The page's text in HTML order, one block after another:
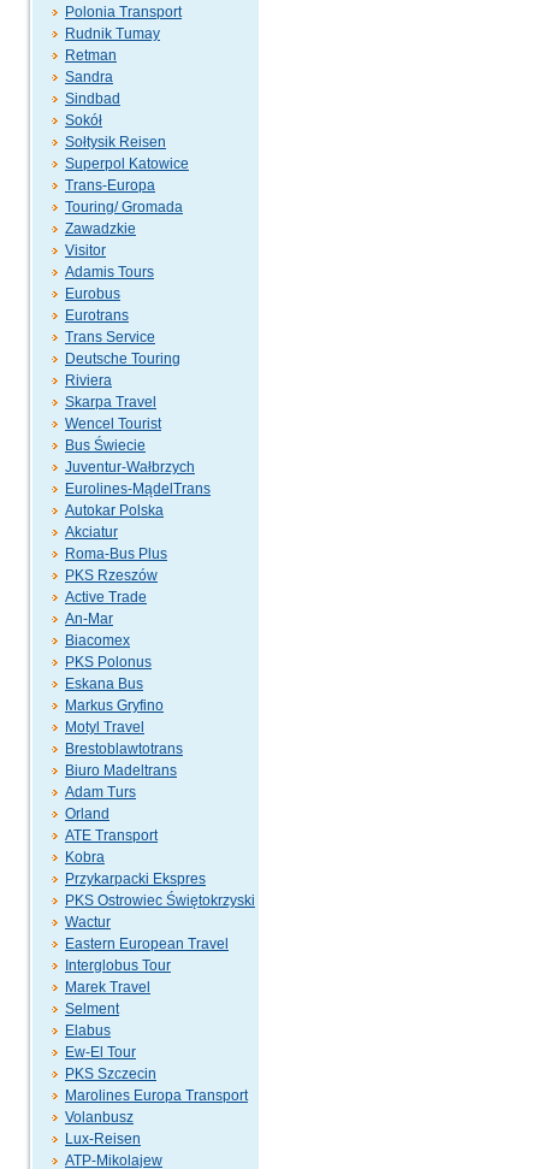
Polonia Transport
Rudnik Tumay
Retman
Sandra
Sindbad
Sokół
Sołtysik Reisen
Superpol Katowice
Trans-Europa
Touring/ Gromada
Zawadzkie
Visitor
Adamis Tours
Eurobus
Eurotrans
Trans Service
Deutsche Touring
Riviera
Skarpa Travel
Wencel Tourist
Bus Świecie
Juventur-Wałbrzych
Eurolines-MądelTrans
Autokar Polska
Akciatur
Roma-Bus Plus
PKS Rzeszów
Active Trade
An-Mar
Biacomex
PKS Polonus
Eskana Bus
Markus Gryfino
Motyl Travel
Brestoblawtotrans
Biuro Madeltrans
Adam Turs
Orland
ATE Transport
Kobra
Przykarpacki Ekspres
PKS Ostrowiec Świętokrzyski
Wactur
Eastern European Travel
Interglobus Tour
Marek Travel
Selment
Elabus
Ew-El Tour
PKS Szczecin
Marolines Europa Transport
Volanbusz
Lux-Reisen
ATP-Mikolajew